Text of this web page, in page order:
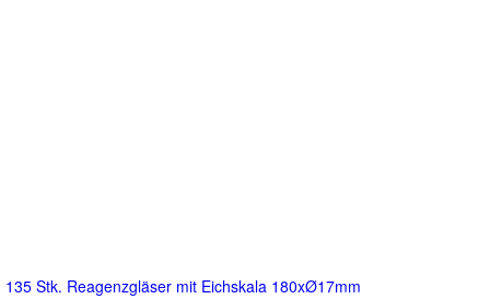
135 Stk. Reagenzgläser mit Eichskala 180xØ17mm